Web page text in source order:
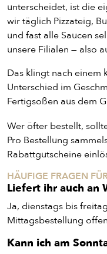
unterscheidet, ist die
wir täglich Pizzateig,
und fast alle Saucen
unsere Filialen — also
Das klingt nach einem
Unterschied im
Fertigsoßen aus dem
Wer öfter bestellt,
Pro Bestellung
Rabattgutscheine
HÄUFIGE FRAGEN
Liefert ihr auch an
Ja, dienstags bis
Mittagsbestellung
Kann ich am